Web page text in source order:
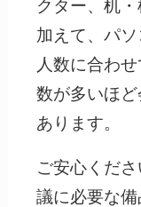
クター、机・
加えて、パ
人数に合わ
数が多いほ
あります。
ご安心くだ
議に必要な